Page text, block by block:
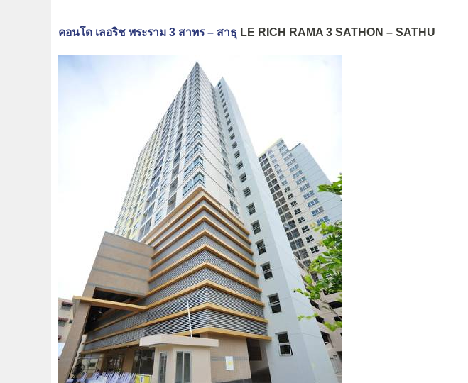
คอนโด เลอริช พระราม 3 สาทร – สาธุ LE RICH RAMA 3 SATHON – SATHU